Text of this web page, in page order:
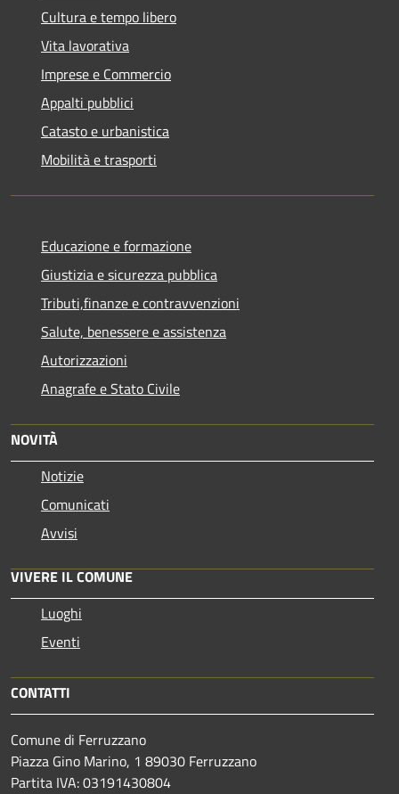
Cultura e tempo libero
Vita lavorativa
Imprese e Commercio
Appalti pubblici
Catasto e urbanistica
Mobilità e trasporti
Educazione e formazione
Giustizia e sicurezza pubblica
Tributi,finanze e contravvenzioni
Salute, benessere e assistenza
Autorizzazioni
Anagrafe e Stato Civile
NOVITÀ
Notizie
Comunicati
Avvisi
VIVERE IL COMUNE
Luoghi
Eventi
CONTATTI
Comune di Ferruzzano
Piazza Gino Marino, 1 89030 Ferruzzano
Partita IVA: 03191430804